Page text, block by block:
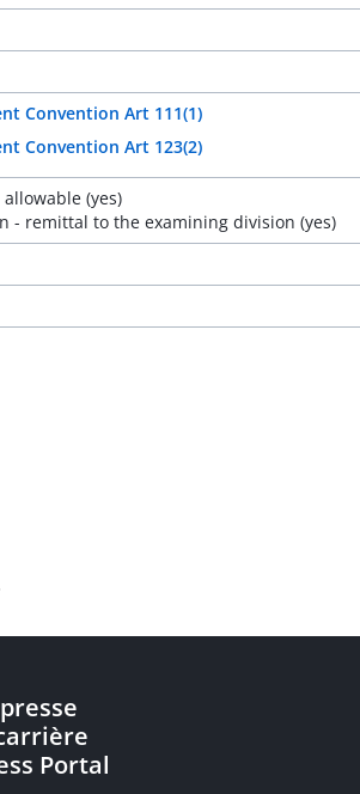
Convention Art 111(1)
Convention Art 123(2)
(yes)
- remittal to the examining division (yes)
Portal